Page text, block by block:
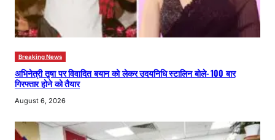
Breaking News
अभिनेत्री तृषा पर विवादित बयान को लेकर उदयनिधि स्टालिन बोले- 100 बार
गिरफ्तार होने को तैयार
August 6, 2026